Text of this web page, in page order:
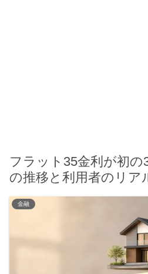
フラット35金利が初の
の推移と利用者のリア
金融